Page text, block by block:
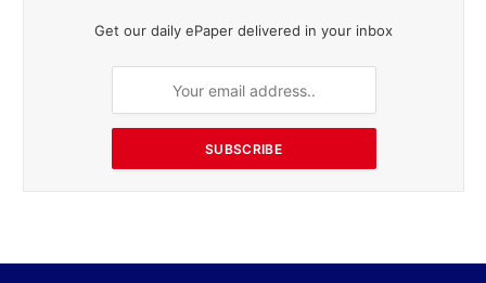
Get our daily ePaper delivered in your inbox
SUBSCRIBE